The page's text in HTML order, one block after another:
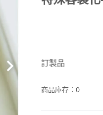
訂製品
商品庫存：0